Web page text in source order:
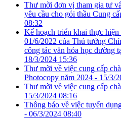
Thư mời đơn vị tham gia tư
yêu cầu cho gói thầu Cung
08:32
Kế hoạch triển khai thực
01/6/2022 của Thủ tướng
công tác văn hóa học đường
18/3/2024 15:36
Thư mời về việc cung cấp
Photocopy năm 2024 - 15/3/
Thư mời về việc cung cấp
15/3/2024 08:16
Thông báo về việc tuyển
- 06/3/2024 08:40